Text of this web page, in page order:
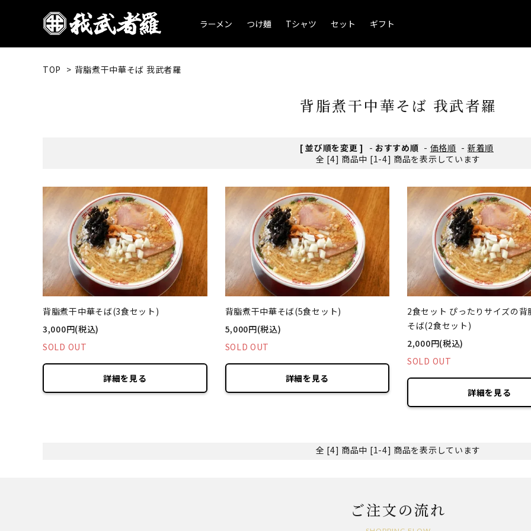
ラーメン つけ麺 Tシャツ セット ギフト
TOP > 背脂煮干中華そば 我武者羅
背脂煮干中華そば 我武者羅
[ 並び順を変更 ] - おすすめ順 - 価格順 - 新着順
全 [4] 商品中 [1-4] 商品を表示しています
背脂煮干中華そば(3食セット)
3,000円(税込)
SOLD OUT
詳細を見る
背脂煮干中華そば(5食セット)
5,000円(税込)
SOLD OUT
詳細を見る
2食セット ぴったりサイズの背
そば(2食セット)
2,000円(税込)
SOLD OUT
詳細を見る
全 [4] 商品中 [1-4] 商品を表示しています
ご注文の流れ